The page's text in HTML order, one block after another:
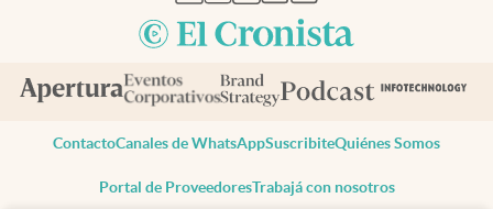
ContactoCanales de WhatsAppSuscribiteQuiénes Somos
Portal de ProveedoresTrabajá con nosotros